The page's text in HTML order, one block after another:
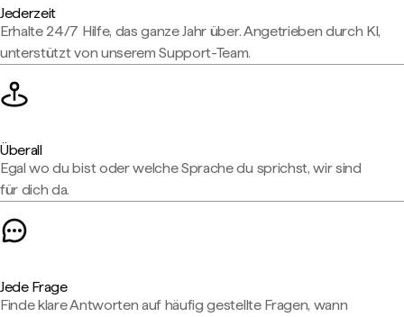
Jederzeit
Erhalte 24/7 Hilfe, das ganze Jahr über. Angetrieben durch KI,
unterstützt von unserem Support-Team.
Überall
Egal wo du bist oder welche Sprache du sprichst, wir sind
für dich da.
Jede Frage
Finde klare Antworten auf häufig gestellte Fragen, wann